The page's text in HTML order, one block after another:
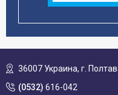
36007 Украина, г.
(0532) 616-042